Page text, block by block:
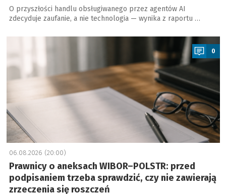
O przyszłości handlu obsługiwanego przez agentów AI
zdecyduje zaufanie, a nie technologia — wynika z raportu …
a
0
06.08.2026 (20:00)
Prawnicy o aneksach WIBOR–POLSTR: przed
podpisaniem trzeba sprawdzić, czy nie zawierają
zrzeczenia się roszczeń